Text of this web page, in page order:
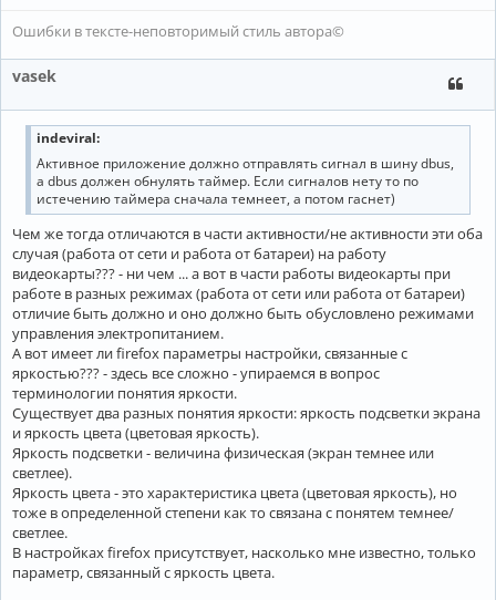
Ошибки в тексте-неповторимый стиль автора©
vasek
indeviral:
Активное приложение должно отправлять сигнал в шину dbus,
а dbus должен обнулять таймер. Если сигналов нету то по
истечению таймера сначала темнеет, а потом гаснет)
Чем же тогда отличаются в части активности/не активности эти оба
случая (работа от сети и работа от батареи) на работу
видеокарты??? - ни чем ... а вот в части работы видеокарты при
работе в разных режимах (работа от сети или работа от батареи)
отличие быть должно и оно должно быть обусловлено режимами
управления электропитанием.
А вот имеет ли firefox параметры настройки, связанные с
яркостью??? - здесь все сложно - упираемся в вопрос
терминологии понятия яркости.
Существует два разных понятия яркости: яркость подсветки экрана
и яркость цвета (цветовая яркость).
Яркость подсветки - величина физическая (экран темнее или
светлее).
Яркость цвета - это характеристика цвета (цветовая яркость), но
тоже в определенной степени как то связана с понятем темнее/
светлее.
В настройках firefox присутствует, насколько мне известно, только
параметр, связанный с яркость цвета.